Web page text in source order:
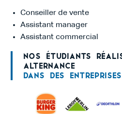
Conseiller de vente
Assistant manager
Assistant commercial
Nos étudiants
alternance
dans des